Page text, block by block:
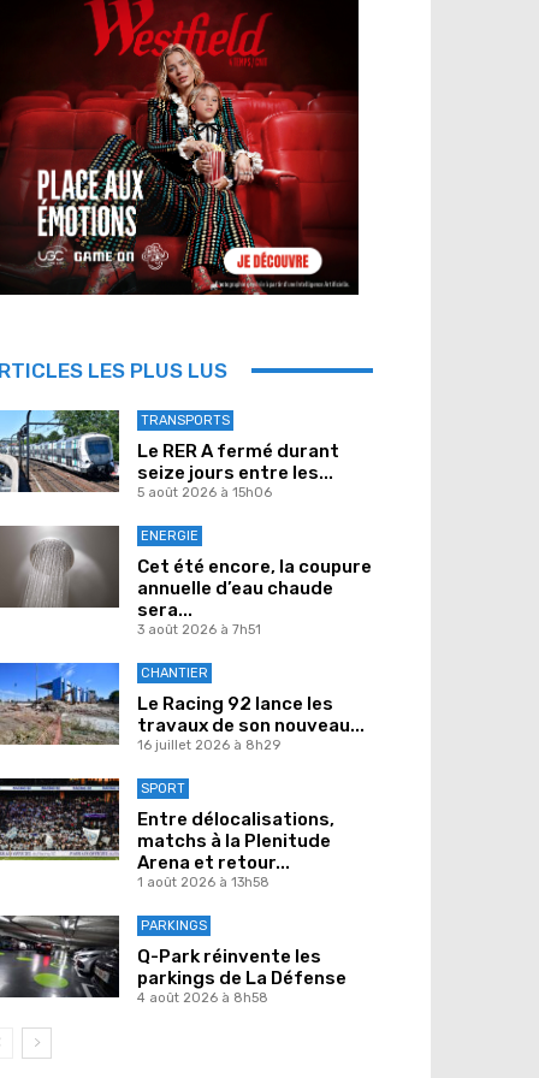
LES PLUS LUS
TRANSPORTS
Le RER A fermé durant
seize jours entre les...
5 août 2026 à 15h06
ENERGIE
Cet été encore, la coupure
annuelle d’eau chaude
sera...
3 août 2026 à 7h51
CHANTIER
Le Racing 92 lance les
travaux de son nouveau...
16 juillet 2026 à 8h29
SPORT
Entre délocalisations,
matchs à la Plenitude
Arena et retour...
1 août 2026 à 13h58
PARKINGS
Q-Park réinvente les
parkings de La Défense
4 août 2026 à 8h58